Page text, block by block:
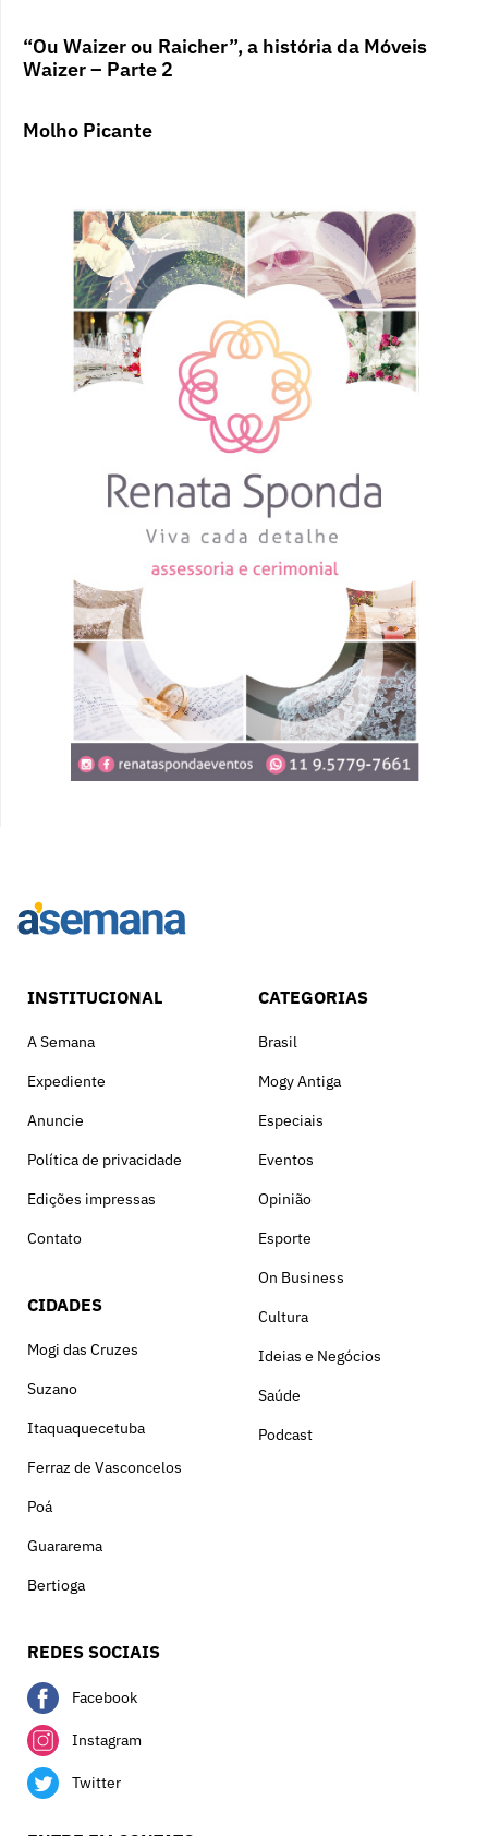
“Ou Waizer ou Raicher”, a história da Móveis
Waizer – Parte 2
Molho Picante
INSTITUCIONAL
A Semana
Expediente
Anuncie
Política de privacidade
Edições impressas
Contato
CIDADES
Mogi das Cruzes
Suzano
Itaquaquecetuba
Ferraz de Vasconcelos
Poá
Guararema
Bertioga
CATEGORIAS
Brasil
Mogy Antiga
Especiais
Eventos
Opinião
Esporte
On Business
Cultura
Ideias e Negócios
Saúde
Podcast
REDES SOCIAIS
Facebook
Instagram
Twitter